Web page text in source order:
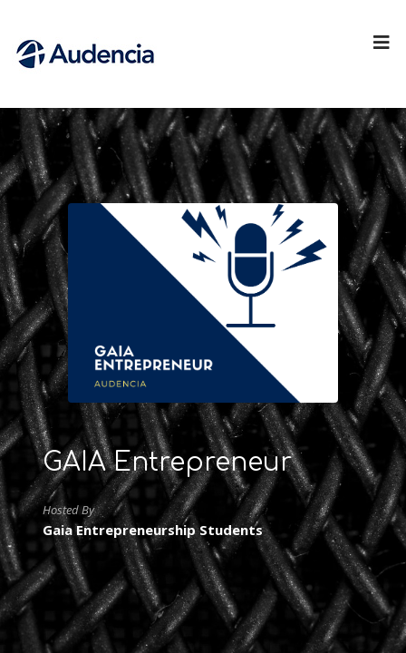
GAIA Entrepreneur
Hosted By
Gaia Entrepreneurship Students